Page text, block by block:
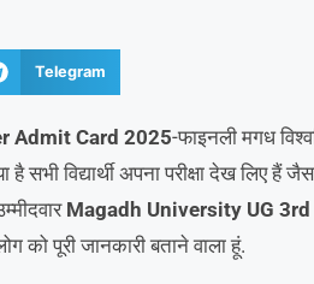
Telegram
Admit Card 2025-फाइनली मगध
है सभी विद्यार्थी अपना परीक्षा देख लिए
Magadh University UG
को पूरी जानकारी बताने वाला हूं.